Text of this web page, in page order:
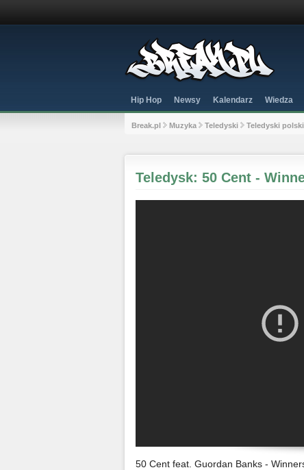
Hip Hop Newsy Kalendarz Wiedza
Break.pl Muzyka Teledyski Teledyski
Teledysk: 50 Cent -
50 Cent feat. Guordan Banks -